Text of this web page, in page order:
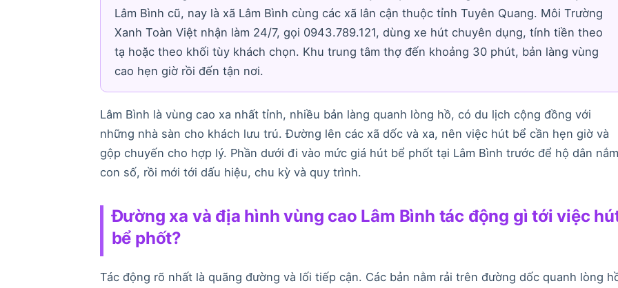
Lâm Bình cũ, nay là xã Lâm Bình cùng các xã lân cận thuộc tỉnh Tuyên Quang. Môi Trường
Xanh Toàn Việt nhận làm 24/7, gọi 0943.789.121, dùng xe hút chuyên dụng, tính tiền theo
tạ hoặc theo khối tùy khách chọn. Khu trung tâm thợ đến khoảng 30 phút, bản làng vùng
cao hẹn giờ rồi đến tận nơi.
Lâm Bình là vùng cao xa nhất tỉnh, nhiều bản làng quanh lòng hồ, có du lịch cộng đồng với
những nhà sàn cho khách lưu trú. Đường lên các xã dốc và xa, nên việc hút bể cần hẹn giờ và
gộp chuyến cho hợp lý. Phần dưới đi vào mức giá hút bể phốt tại Lâm Bình trước để hộ dân nắm
con số, rồi mới tới dấu hiệu, chu kỳ và quy trình.
Đường xa và địa hình vùng cao Lâm Bình tác động gì tới việc
bể phốt?
Tác động rõ nhất là quãng đường và lối tiếp cận. Các bản nằm rải trên đường dốc quanh lòng